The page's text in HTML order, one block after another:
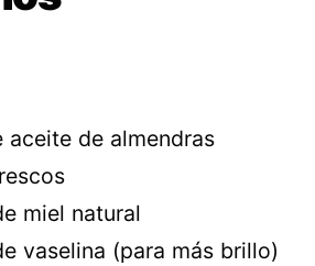
aceite de almendras
miel natural
vaselina (para más brillo)